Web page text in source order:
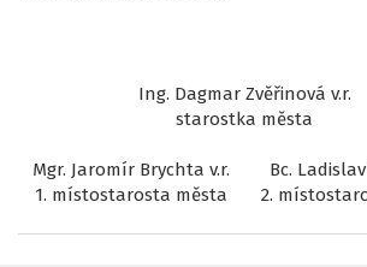
Ing. Dagmar Zvěřinová v.r.
starostka města
Mgr. Jaromír Brychta v.r.
Bc.
1. místostarosta města
2.